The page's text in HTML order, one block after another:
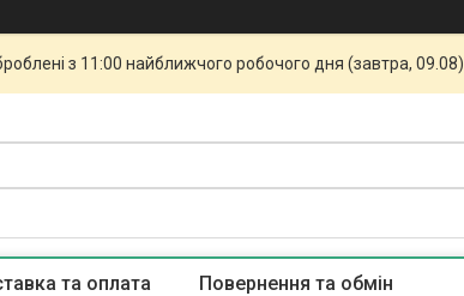
з 11:00 найближчого робочого дня (завтра, 09.08).
та оплата Повернення та обмін